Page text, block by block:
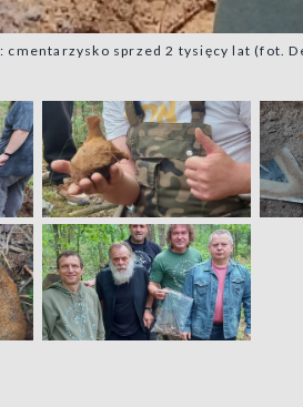
cmentarzysko sprzed 2 tysięcy lat (fot.